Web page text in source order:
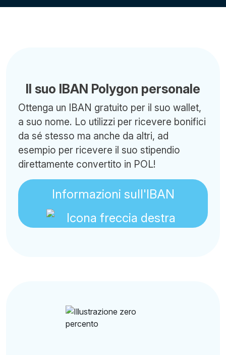
Il suo IBAN Polygon personale
Ottenga un IBAN gratuito per il suo wallet,
a suo nome. Lo utilizzi per ricevere bonifici
da sé stesso ma anche da altri, ad
esempio per ricevere il suo stipendio
direttamente convertito in POL!
Informazioni sull'IBAN